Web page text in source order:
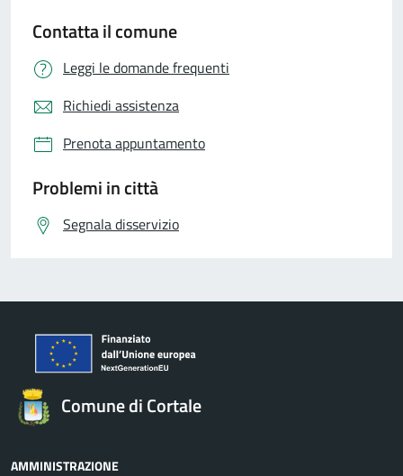
Contatta il comune
Leggi le domande frequenti
Richiedi assistenza
Prenota appuntamento
Problemi in città
Segnala disservizio
Comune di Cortale
AMMINISTRAZIONE